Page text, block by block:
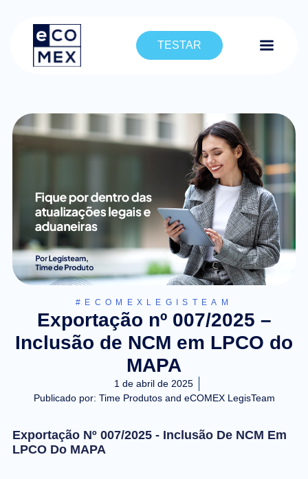
TESTAR
#ECOMEXLEGISTEAM
Exportação nº 007/2025 –
Inclusão de NCM em LPCO do
MAPA
1 de abril de 2025
Publicado por: Time Produtos and eCOMEX LegisTeam
Exportação Nº 007/2025 - Inclusão De NCM Em
LPCO Do MAPA